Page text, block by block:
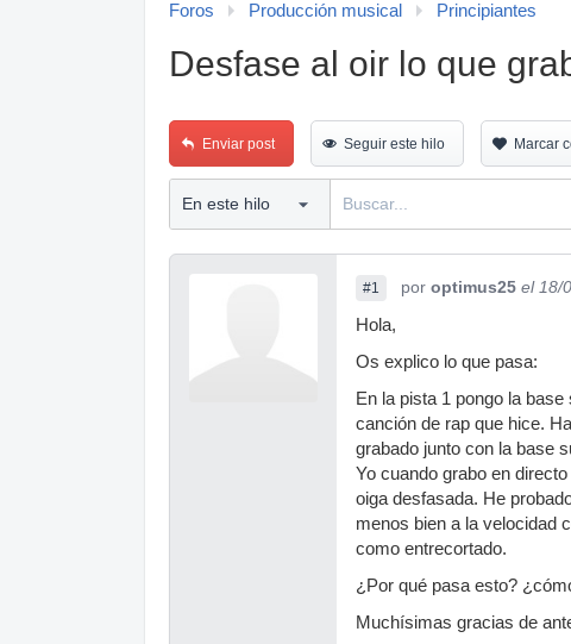
Foros Producción musical Principiantes
Desfase al oir lo que
Enviar post Seguir este hilo Marcar
#1 por optimus25 el 18/
Hola,
Os explico lo que pasa:
En la pista 1 pongo la
canción de rap que hice.
grabado junto con la base
Yo cuando grabo en
oiga desfasada. He
menos bien a la velocidad
como entrecortado.
¿Por qué pasa esto?
Muchísimas gracias de